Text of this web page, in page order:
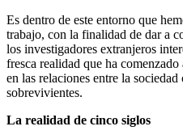
Es dentro de este entorno que
trabajo, con la finalidad de dar a
los investigadores extranjeros
fresca realidad que ha
en las relaciones entre la
sobrevivientes.
La realidad de cinco siglos